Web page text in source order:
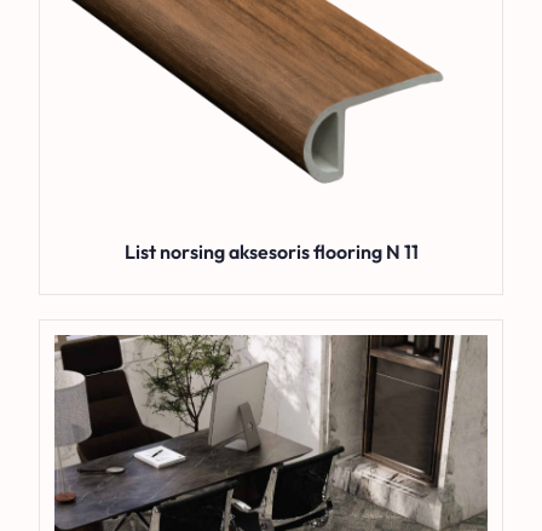
List norsing aksesoris flooring N 11